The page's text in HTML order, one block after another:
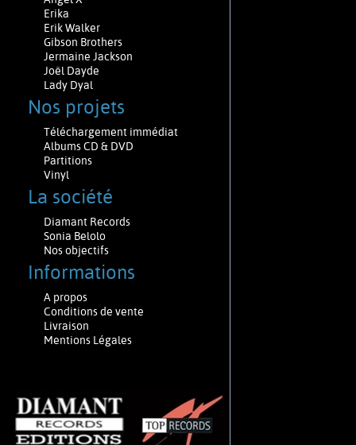
Erika
Erik Walker
Gibson Brothers
Jermaine Jackson
Joël Dayde
Lady Dyal
Nos projets
Téléchargement immédiat
Albums CD & DVD
Partitions
Vinyl
La société
Diamant Records
Sonia Belolo
Nos objectifs
Informations
A propos
Conditions de vente
Livraison
Mentions Légales